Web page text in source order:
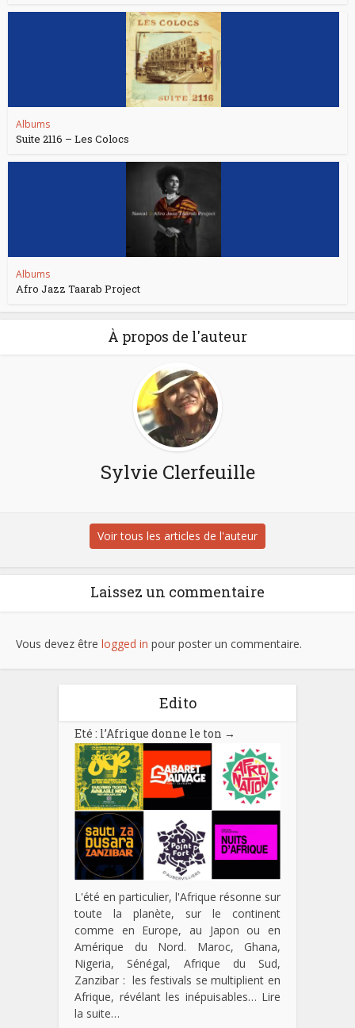
Albums
Suite 2116 – Les Colocs
Albums
Afro Jazz Taarab Project
À propos de l'auteur
Sylvie Clerfeuille
Voir tous les articles de l'auteur
Laissez un commentaire
Vous devez être logged in pour poster un commentaire.
Edito
Eté : l’Afrique donne le ton →
L'été en particulier, l'Afrique résonne sur
toute la planète, sur le continent
comme en Europe, au Japon ou en
Amérique du Nord. Maroc, Ghana,
Nigeria, Sénégal, Afrique du Sud,
Zanzibar : les festivals se multiplient en
Afrique, révélant les inépuisables… Lire
la suite…